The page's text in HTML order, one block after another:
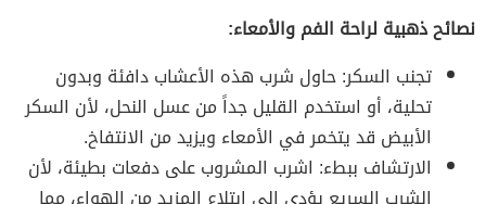
نصائح ذهبية لراحة الفم والأمعاء:
تجنب السكر: حاول شرب هذه الأعشاب دافئة وبدون
تحلية، أو استخدم القليل جداً من عسل النحل، لأن السكر
الأبيض قد يتخمر في الأمعاء ويزيد من الانتفاخ.
الارتشاف ببطء: اشرب المشروب على دفعات بطيئة، لأن